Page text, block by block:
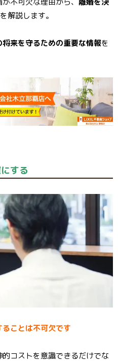
を解説します。
将来を守るための重要な情報を
する
ことは不可欠です
コストを意識できるだけでな